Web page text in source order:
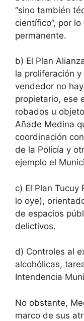
“sino también
científico”, por
permanente.
b) El Plan
la proliferación
vendedor no
propietario, ese
robados u
Añade Medina
coordinación
de la Policía y
ejemplo el
c) El Plan
lo oye),
de espacios
delictivos.
d) Controles al
alcohólicas,
Intendencia
No obstante,
marco de sus